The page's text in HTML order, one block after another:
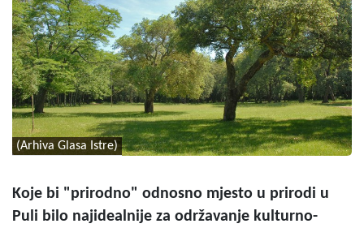
(Arhiva Glasa Istre)
Koje bi "prirodno" odnosno mjesto u prirodi u
Puli bilo najidealnije za održavanje kulturno-